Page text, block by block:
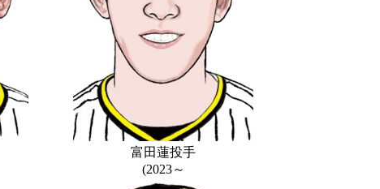
富田蓮投手
(2023～